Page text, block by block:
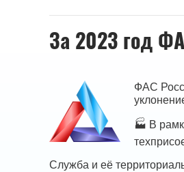
За 2023 год
ФАС
🏭 В
Служба и её